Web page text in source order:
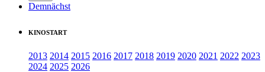
Demnächst
KINOSTART
2013 2014 2015 2016 2017 2018 2019 2020 2021 2022 2023
2024 2025 2026